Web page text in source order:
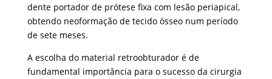
dente portador de prótese fixa com lesão periapical,
obtendo neoformação de tecido ósseo num período
de sete meses.
A escolha do material retroobturador é de
fundamental importância para o sucesso da cirurgia